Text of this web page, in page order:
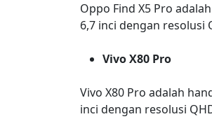
Oppo Find X5 Pro
6,7 inci dengan resolusi
Vivo X80 Pro
Vivo X80 Pro adalah
inci dengan resolusi